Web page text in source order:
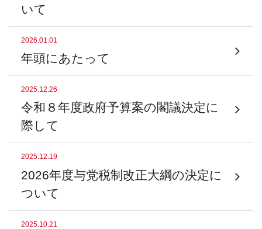
いて
2026.01.01
年頭にあたって
2025.12.26
令和８年度政府予算案の閣議決定に
際して
2025.12.19
2026年度与党税制改正大綱の決定に
ついて
2025.10.21